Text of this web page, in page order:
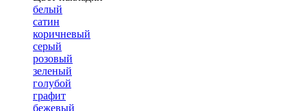
белый
сатин
коричневый
серый
розовый
зеленый
голубой
графит
бежевый